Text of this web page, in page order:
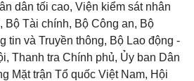
dân tối cao, Viện kiểm sát nhân
Bộ Tài chính, Bộ Công an, Bộ
tin và Truyền thông, Bộ Lao động -
Thanh tra Chính phủ, Ủy ban Dân
Mặt trận Tổ quốc Việt Nam, Hội